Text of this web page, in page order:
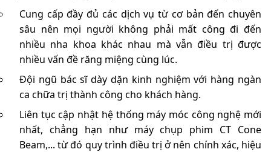
Cung cấp đầy đủ các dịch vụ từ cơ bản đến chuyên
sâu nên mọi người không phải mất công đi đến
nhiều nha khoa khác nhau mà vẫn điều trị được
nhiều vấn đề răng miệng cùng lúc.
Đội ngũ bác sĩ dày dặn kinh nghiệm với hàng ngàn
ca chữa trị thành công cho khách hàng.
Liên tục cập nhật hệ thống máy móc công nghệ mới
nhất, chẳng hạn như máy chụp phim CT Cone
Beam,... từ đó quy trình điều trị ở nên chính xác, hiệu